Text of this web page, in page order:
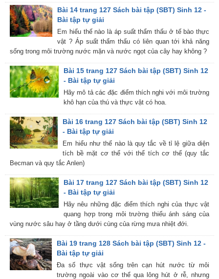
Bài 14 trang 127 Sách bài tập (SBT) Sinh 12 -
Bài tập tự giải
Em hiểu thế nào là áp suất thẩm thấu ở tế bào thực
vật ? Áp suất thẩm thấu có liên quan tới khả năng
sống trong môi trường nước mặn và nước ngọt của cây hay không ?
Bài 15 trang 127 Sách bài tập (SBT) Sinh 12
- Bài tập tự giải
Hãy mô tả các đặc điểm thích nghi với môi trường
khô hạn của thú và thực vật có hoa.
Bài 16 trang 127 Sách bài tập (SBT) Sinh 12
- Bài tập tự giải
Em hiểu như thế nào là quy tắc về tỉ lệ giữa diện
tích bề mặt cơ thể với thể tích cơ thể (quy tắc
Becman và quy tắc Anlen)
Bài 17 trang 127 Sách bài tập (SBT) Sinh 12
- Bài tập tự giải
Hãy nêu những đặc điểm thích nghi của thực vật
quang hợp trong môi trường thiếu ánh sáng của
vùng nước sâu hay ở tầng dưới cùng của rừng mưa nhiệt đới.
Bài 19 trang 128 Sách bài tập (SBT) Sinh 12 -
Bài tập tự giải
Đa số thực vật sống trên cạn hút nước từ môi
trường ngoài vào cơ thể qua lông hút ở rễ, nhưng